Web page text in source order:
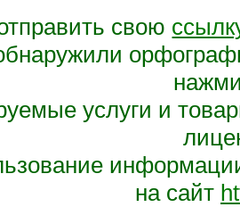
свою
услуги и
на сайт